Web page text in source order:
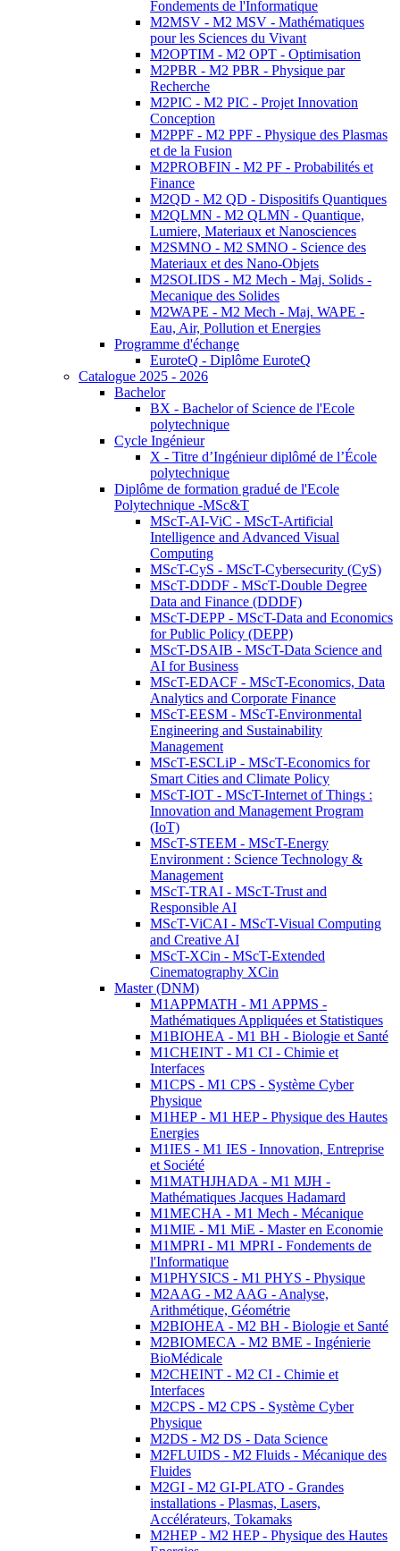
Fondements de l'Informatique
M2MSV - M2 MSV - Mathématiques
pour les Sciences du Vivant
M2OPTIM - M2 OPT - Optimisation
M2PBR - M2 PBR - Physique par
Recherche
M2PIC - M2 PIC - Projet Innovation
Conception
M2PPF - M2 PPF - Physique des Plasmas
et de la Fusion
M2PROBFIN - M2 PF - Probabilités et
Finance
M2QD - M2 QD - Dispositifs Quantiques
M2QLMN - M2 QLMN - Quantique,
Lumiere, Materiaux et Nanosciences
M2SMNO - M2 SMNO - Science des
Materiaux et des Nano-Objets
M2SOLIDS - M2 Mech - Maj. Solids -
Mecanique des Solides
M2WAPE - M2 Mech - Maj. WAPE -
Eau, Air, Pollution et Energies
Programme d'échange
EuroteQ - Diplôme EuroteQ
Catalogue 2025 - 2026
Bachelor
BX - Bachelor of Science de l'Ecole
polytechnique
Cycle Ingénieur
X - Titre d’Ingénieur diplômé de l’École
polytechnique
Diplôme de formation gradué de l'Ecole
Polytechnique -MSc&T
MScT-AI-ViC - MScT-Artificial
Intelligence and Advanced Visual
Computing
MScT-CyS - MScT-Cybersecurity (CyS)
MScT-DDDF - MScT-Double Degree
Data and Finance (DDDF)
MScT-DEPP - MScT-Data and Economics
for Public Policy (DEPP)
MScT-DSAIB - MScT-Data Science and
AI for Business
MScT-EDACF - MScT-Economics, Data
Analytics and Corporate Finance
MScT-EESM - MScT-Environmental
Engineering and Sustainability
Management
MScT-ESCLiP - MScT-Economics for
Smart Cities and Climate Policy
MScT-IOT - MScT-Internet of Things :
Innovation and Management Program
(IoT)
MScT-STEEM - MScT-Energy
Environment : Science Technology &
Management
MScT-TRAI - MScT-Trust and
Responsible AI
MScT-ViCAI - MScT-Visual Computing
and Creative AI
MScT-XCin - MScT-Extended
Cinematography XCin
Master (DNM)
M1APPMATH - M1 APPMS -
Mathématiques Appliquées et Statistiques
M1BIOHEA - M1 BH - Biologie et Santé
M1CHEINT - M1 CI - Chimie et
Interfaces
M1CPS - M1 CPS - Système Cyber
Physique
M1HEP - M1 HEP - Physique des Hautes
Energies
M1IES - M1 IES - Innovation, Entreprise
et Société
M1MATHJHADA - M1 MJH -
Mathématiques Jacques Hadamard
M1MECHA - M1 Mech - Mécanique
M1MIE - M1 MiE - Master en Economie
M1MPRI - M1 MPRI - Fondements de
l'Informatique
M1PHYSICS - M1 PHYS - Physique
M2AAG - M2 AAG - Analyse,
Arithmétique, Géométrie
M2BIOHEA - M2 BH - Biologie et Santé
M2BIOMECA - M2 BME - Ingénierie
BioMédicale
M2CHEINT - M2 CI - Chimie et
Interfaces
M2CPS - M2 CPS - Système Cyber
Physique
M2DS - M2 DS - Data Science
M2FLUIDS - M2 Fluids - Mécanique des
Fluides
M2GI - M2 GI-PLATO - Grandes
installations - Plasmas, Lasers,
Accélérateurs, Tokamaks
M2HEP - M2 HEP - Physique des Hautes